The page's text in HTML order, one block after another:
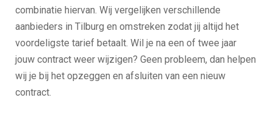
combinatie hiervan. Wij vergelijken verschillende
aanbieders in Tilburg en omstreken zodat jij altijd het
voordeligste tarief betaalt. Wil je na een of twee jaar
jouw contract weer wijzigen? Geen probleem, dan helpen
wij je bij het opzeggen en afsluiten van een nieuw
contract.